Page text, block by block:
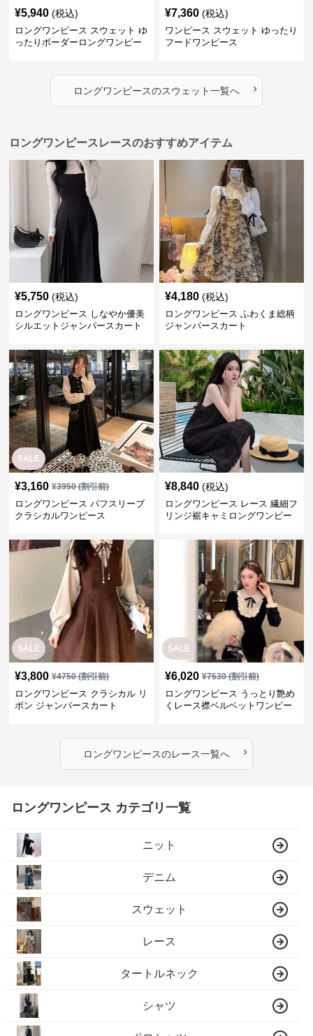
¥5,940 (税込)
ロングワンピース スウェット ゆ
ったりボーダーロングワンピー
¥7,360 (税込)
ワンピース スウェット ゆったり
フードワンピース
ロングワンピースのスウェット一覧へ ›
ロングワンピースレースのおすすめアイテム
¥5,750 (税込)
ロングワンピース しなやか優美
シルエットジャンパースカート
¥4,180 (税込)
ロングワンピース ふわくま総柄
ジャンパースカート
SALE
¥3,160 ¥3950(割引前)
ロングワンピース パフスリーブ
クラシカルワンピース
¥8,840 (税込)
ロングワンピース レース 繊細フ
リンジ裾キャミロングワンピー
SALE
¥3,800 ¥4750(割引前)
ロングワンピース クラシカル リ
ボン ジャンパースカート
SALE
¥6,020 ¥7530(割引前)
ロングワンピース うっとり艶め
くレース襟ベルベットワンピー
ロングワンピースのレース一覧へ ›
ロングワンピース カテゴリ一覧
ニット
デニム
スウェット
レース
タートルネック
シャツ